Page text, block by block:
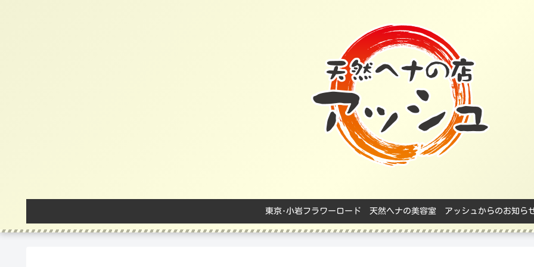
東京･小岩フラワーロード 天然ヘナの美容室 アッシュからのお知ら